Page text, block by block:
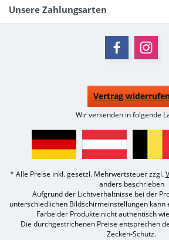
Unsere Zahlungsarten
Vertrag
Wir versenden in folgende
* Alle Preise inkl. gesetzl. Mehrwertsteuer zzgl.
anders beschrieben
Aufgrund der Lichtverhältnisse bei der
unterschiedlichen Bildschirmeinstellungen kann
Farbe der Produkte nicht authentisch
Die durchgestrichenen Preise entsprechen
Zecken-Schutz.